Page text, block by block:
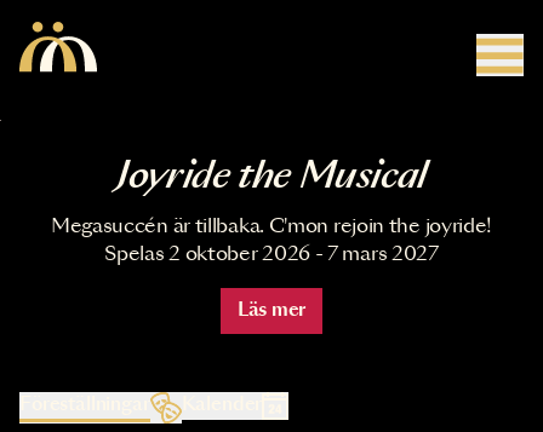
Joyride the Musical
Megasuccén är tillbaka. C'mon rejoin the joyride!
Spelas 2 oktober 2026 - 7 mars 2027
Läs mer
Kalender